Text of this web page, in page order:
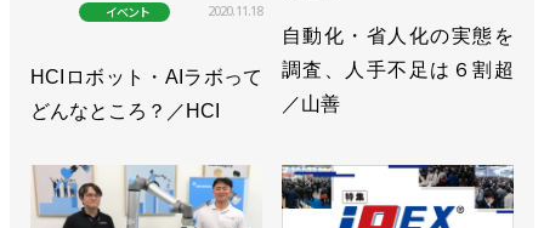
イベント 2020.11.18
HCIロボット・AIラボって
どんなところ？／HCI
自動化・省人化の実態を
調査、人手不足は６割超
／山善